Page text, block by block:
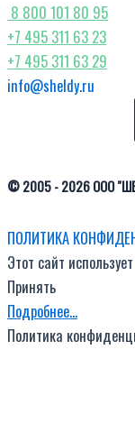
8 800 101 80 95
+7 495 311 63 23
+7 495 311 63 29
info@sheldy.ru
© 2005 - 2026 ООО
ПОЛИТИКА
Этот сайт
Принять
Подробнее…
Политика